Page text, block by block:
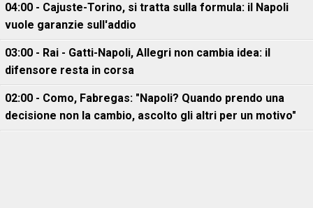
04:00 - Cajuste-Torino, si tratta sulla formula: il Napoli
vuole garanzie sull'addio
03:00 - Rai - Gatti-Napoli, Allegri non cambia idea: il
difensore resta in corsa
02:00 - Como, Fabregas: "Napoli? Quando prendo una
decisione non la cambio, ascolto gli altri per un motivo"